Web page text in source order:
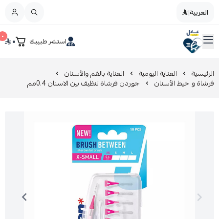
العربية|
صيدليات عادل استشر طبيبك ٠ ٠ القائمة الرئيسية
تخفيضات
العناية بالطفل و الأم
الرئيسية العناية اليومية العناية بالفم والأسنان
فرشاة و خيط الأسنان جوردن فرشاة تنظيف بين الاسنان 0.4مم